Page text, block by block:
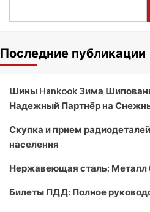
Последние публикации
Шины Hankook Зима
Надежный Партнёр на
Скупка и прием
населения
Нержавеющая сталь: Металл
Билеты ПДД: Полное